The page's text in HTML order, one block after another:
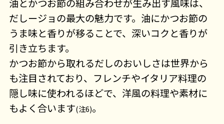
油とかつお節の組み合わせが生み出す風味は、
だしージョの最大の魅力です。油にかつお節の
うま味と香りが移ることで、深いコクと香りが
引き立ちます。
かつお節から取れるだしのおいしさは世界から
も注目されており、フレンチやイタリア料理の
隠し味に使われるほどで、洋風の料理や素材に
もよく合います(注6)。